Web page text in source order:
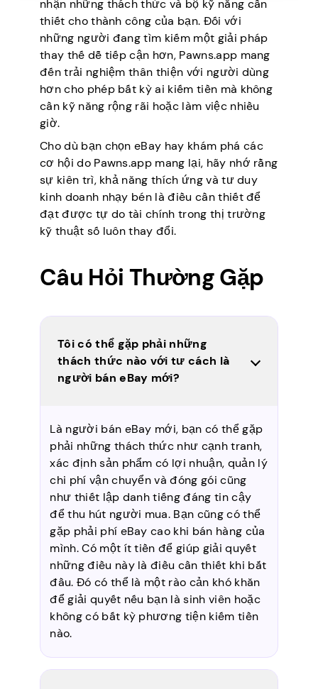
nhận những thách thức và bộ kỹ năng cần
thiết cho thành công của bạn. Đối với
những người đang tìm kiếm một giải pháp
thay thế dễ tiếp cận hơn, Pawns.app mang
đến trải nghiệm thân thiện với người dùng
hơn cho phép bất kỳ ai kiếm tiền mà không
cần kỹ năng rộng rãi hoặc làm việc nhiều
giờ.
Cho dù bạn chọn eBay hay khám phá các
cơ hội do Pawns.app mang lại, hãy nhớ rằng
sự kiên trì, khả năng thích ứng và tư duy
kinh doanh nhạy bén là điều cần thiết để
đạt được tự do tài chính trong thị trường
kỹ thuật số luôn thay đổi.
Câu Hỏi Thường Gặp
Tôi có thể gặp phải những
thách thức nào với tư cách là
người bán eBay mới?
Là người bán eBay mới, bạn có thể gặp
phải những thách thức như cạnh tranh,
xác định sản phẩm có lợi nhuận, quản lý
chi phí vận chuyển và đóng gói cũng
như thiết lập danh tiếng đáng tin cậy
để thu hút người mua. Bạn cũng có thể
gặp phải phí eBay cao khi bán hàng của
mình. Có một ít tiền để giúp giải quyết
những điều này là điều cần thiết khi bắt
đầu. Đó có thể là một rào cản khó khăn
để giải quyết nếu bạn là sinh viên hoặc
không có bất kỳ phương tiện kiếm tiền
nào.